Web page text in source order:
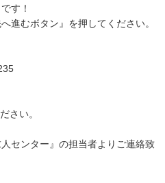
す！
進むボタン』を押してください。
さい。
センター』の担当者よりご連絡致